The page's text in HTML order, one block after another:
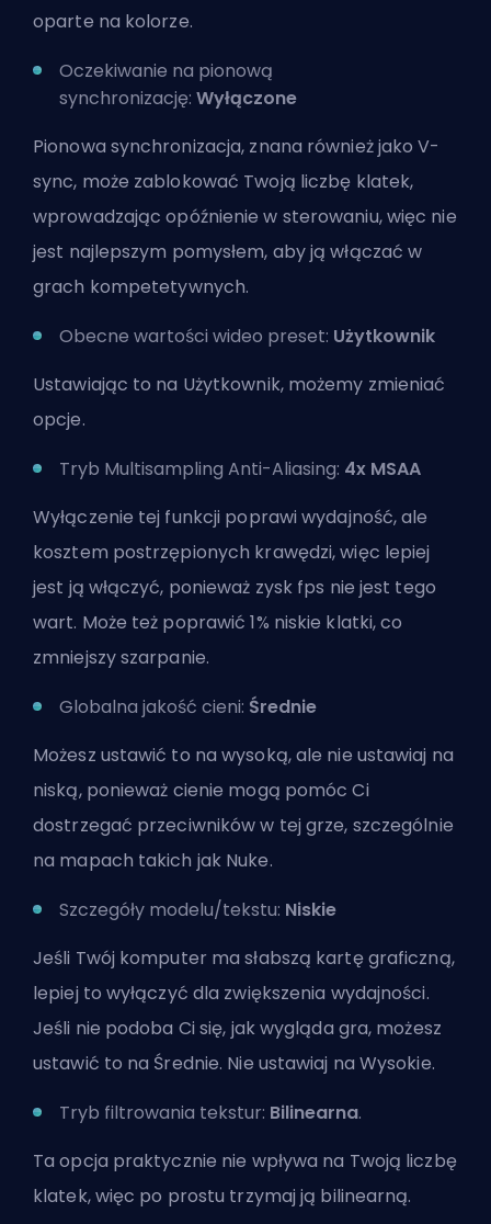
oparte na kolorze.
Oczekiwanie na pionową
synchronizację: Wyłączone
Pionowa synchronizacja, znana również jako V-
sync, może zablokować Twoją liczbę klatek,
wprowadzając opóźnienie w sterowaniu, więc nie
jest najlepszym pomysłem, aby ją włączać w
grach kompetetywnych.
Obecne wartości wideo preset: Użytkownik
Ustawiając to na Użytkownik, możemy zmieniać
opcje.
Tryb Multisampling Anti-Aliasing: 4x MSAA
Wyłączenie tej funkcji poprawi wydajność, ale
kosztem postrzępionych krawędzi, więc lepiej
jest ją włączyć, ponieważ zysk fps nie jest tego
wart. Może też poprawić 1% niskie klatki, co
zmniejszy szarpanie.
Globalna jakość cieni: Średnie
Możesz ustawić to na wysoką, ale nie ustawiaj na
niską, ponieważ cienie mogą pomóc Ci
dostrzegać przeciwników w tej grze, szczególnie
na mapach takich jak Nuke.
Szczegóły modelu/tekstu: Niskie
Jeśli Twój komputer ma słabszą kartę graficzną,
lepiej to wyłączyć dla zwiększenia wydajności.
Jeśli nie podoba Ci się, jak wygląda gra, możesz
ustawić to na Średnie. Nie ustawiaj na Wysokie.
Tryb filtrowania tekstur: Bilinearna.
Ta opcja praktycznie nie wpływa na Twoją liczbę
klatek, więc po prostu trzymaj ją bilinearną.